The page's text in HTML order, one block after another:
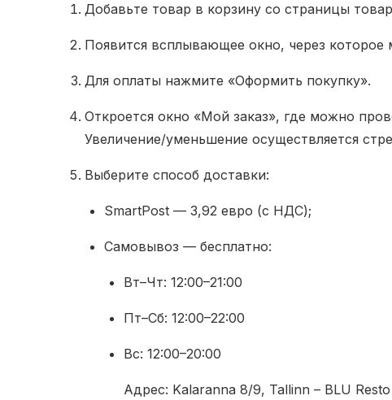
Добавьте товар в корзину со страницы
Появится всплывающее окно, через
Для оплаты нажмите «Оформить покупку».
Откроется окно «Мой заказ», где можно
Увеличение/уменьшение осуществляется
Выберите способ доставки:
SmartPost — 3,92 евро (с НДС);
Самовывоз — бесплатно:
Вт–Чт: 12:00–21:00
Пт–Сб: 12:00–22:00
Вс: 12:00–20:00
Адрес: Kalaranna 8/9, Tallinn – BLU Resto